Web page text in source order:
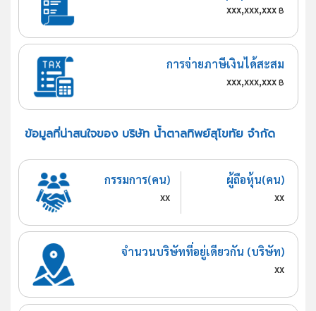
xxx,xxx,xxx฿
การจ่ายภาษีเงินได้สะสม
xxx,xxx,xxx฿
ข้อมูลที่น่าสนใจของ บริษัท น้ำตาลทิพย์สุโขทัย จำกัด
กรรมการ(คน)
xx
ผู้ถือหุ้น(คน)
xx
จำนวนบริษัทที่อยู่เดียวกัน (บริษัท)
xx